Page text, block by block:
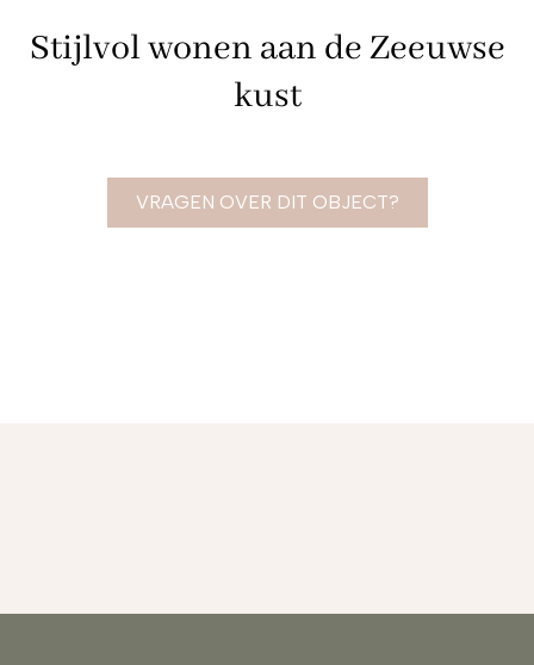
Stijlvol wonen aan de Zeeuwse
kust
VRAGEN OVER DIT OBJECT?